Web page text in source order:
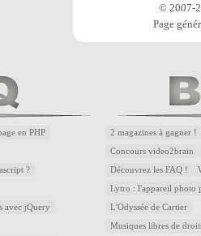
© 2007-
Page
en PHP
?
avec jQuery
2 magazines à gagner !
Concours video2brain
Découvrez les FAQ !
Lytro : l'appareil photo
L'Odyssée de Cartier
Musiques libres de